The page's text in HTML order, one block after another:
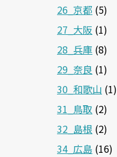
26_京都 (5)
27_大阪 (1)
28_兵庫 (8)
29_奈良 (1)
30_和歌山 (1)
31_鳥取 (2)
32_島根 (2)
34_広島 (16)